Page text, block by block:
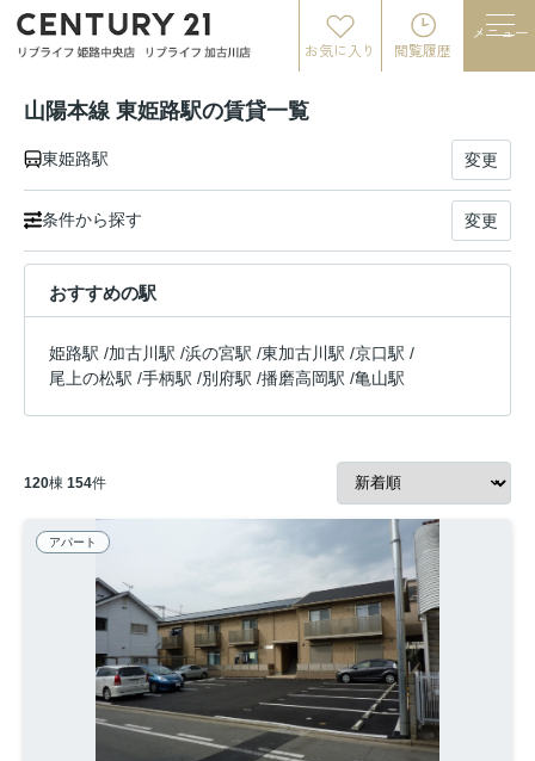
お気に入り 閲覧履歴
メニュー
山陽本線 東姫路駅の賃貸一覧
東姫路駅 変更
条件から探す 変更
おすすめの駅
姫路駅 /加古川駅 /浜の宮駅 /東加古川駅 /京口駅 /
尾上の松駅 /手柄駅 /別府駅 /播磨高岡駅 /亀山駅
120棟 154件
アパート